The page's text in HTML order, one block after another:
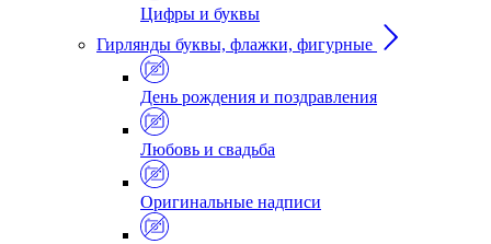
Цифры и буквы
Гирлянды буквы, флажки, фигурные
День рождения и поздравления
Любовь и свадьба
Оригинальные надписи